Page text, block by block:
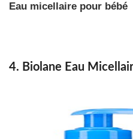
Eau micellaire pour bébé
4. Biolane Eau